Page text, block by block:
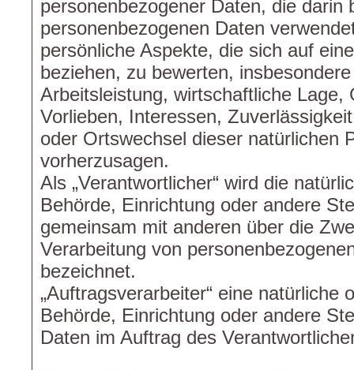
personenbezogener Daten, die darin
personenbezogenen Daten
persönliche Aspekte, die sich auf
beziehen, zu bewerten,
Arbeitsleistung, wirtschaftliche Lage,
Vorlieben, Interessen,
oder Ortswechsel dieser natürlichen
vorherzusagen.
Als „Verantwortlicher“ wird die
Behörde, Einrichtung oder andere
gemeinsam mit anderen über die
Verarbeitung von
bezeichnet.
„Auftragsverarbeiter“ eine natürliche
Behörde, Einrichtung oder andere
Daten im Auftrag des